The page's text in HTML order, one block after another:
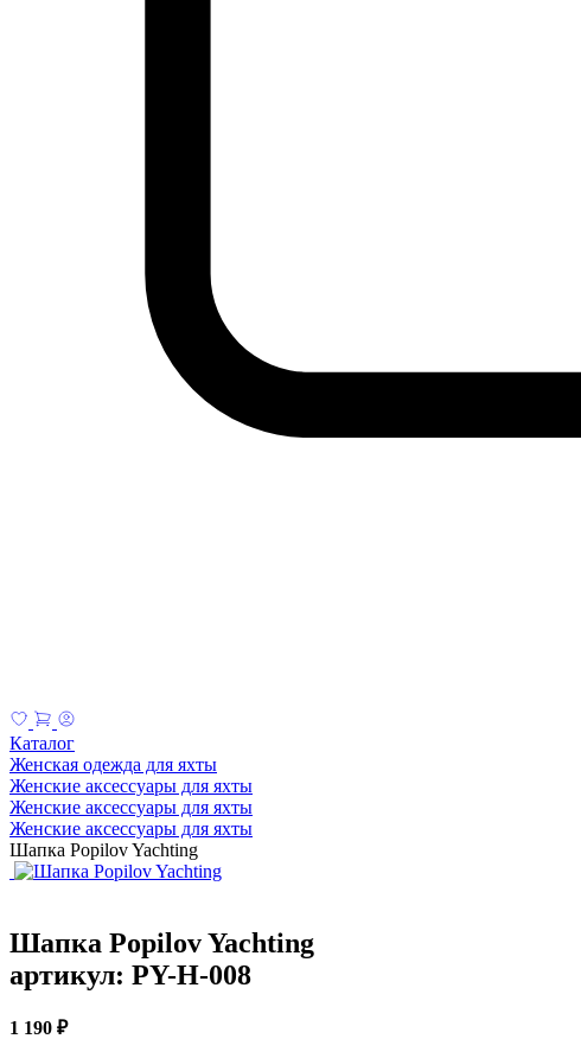
Каталог
Женская одежда для яхты
Женские аксессуары для яхты
Женские аксессуары для яхты
Женские аксессуары для яхты
Шапка Popilov Yachting
Шапка Popilov Yachting
артикул: PY-H-008
1 190 ₽